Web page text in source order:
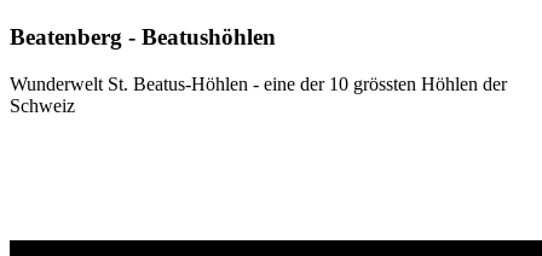
Beatenberg - Beatushöhlen
Wunderwelt St. Beatus-Höhlen - eine der 10 grössten Höhlen der
Schweiz